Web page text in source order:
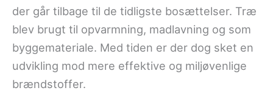
der går tilbage til de tidligste bosættelser. Træ
blev brugt til opvarmning, madlavning og som
byggemateriale. Med tiden er der dog sket en
udvikling mod mere effektive og miljøvenlige
brændstoffer.